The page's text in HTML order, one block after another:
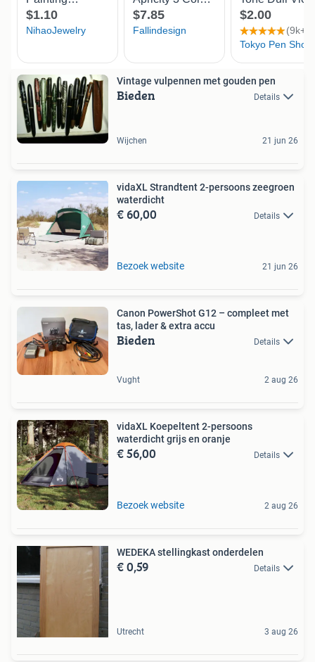
Vintage vulpennen met gouden pen
Bieden Details
Wijchen 21 jun 26
vidaXL Strandtent 2-persoons zeegroen
waterdicht
€ 60,00 Details
Bezoek website 21 jun 26
Canon PowerShot G12 – compleet met
tas, lader & extra accu
Bieden Details
Vught 2 aug 26
vidaXL Koepeltent 2-persoons
waterdicht grijs en oranje
€ 56,00 Details
Bezoek website 2 aug 26
WEDEKA stellingkast onderdelen
€ 0,59 Details
Utrecht 3 aug 26